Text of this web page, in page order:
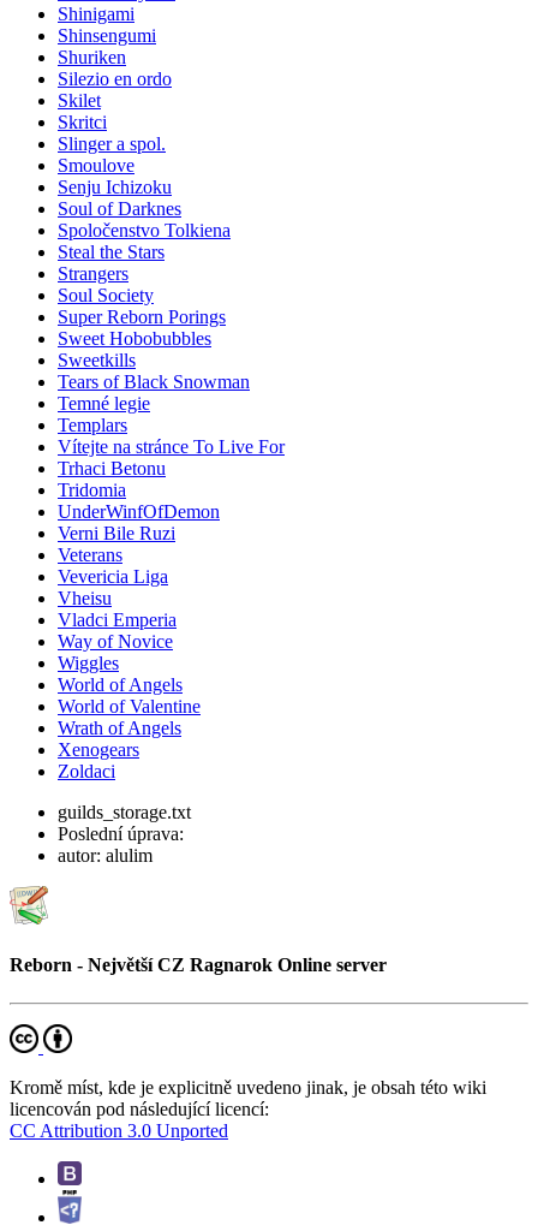
Shinigami
Shinsengumi
Shuriken
Silezio en ordo
Skilet
Skritci
Slinger a spol.
Smoulove
Senju Ichizoku
Soul of Darknes
Spoločenstvo Tolkiena
Steal the Stars
Strangers
Soul Society
Super Reborn Porings
Sweet Hobobubbles
Sweetkills
Tears of Black Snowman
Temné legie
Templars
Vítejte na stránce To Live For
Trhaci Betonu
Tridomia
UnderWinfOfDemon
Verni Bile Ruzi
Veterans
Vevericia Liga
Vheisu
Vladci Emperia
Way of Novice
Wiggles
World of Angels
World of Valentine
Wrath of Angels
Xenogears
Zoldaci
guilds_storage.txt
Poslední úprava:
autor: alulim
Reborn - Největší CZ Ragnarok Online server
Kromě míst, kde je explicitně uvedeno jinak, je obsah této wiki
licencován pod následující licencí:
CC Attribution 3.0 Unported